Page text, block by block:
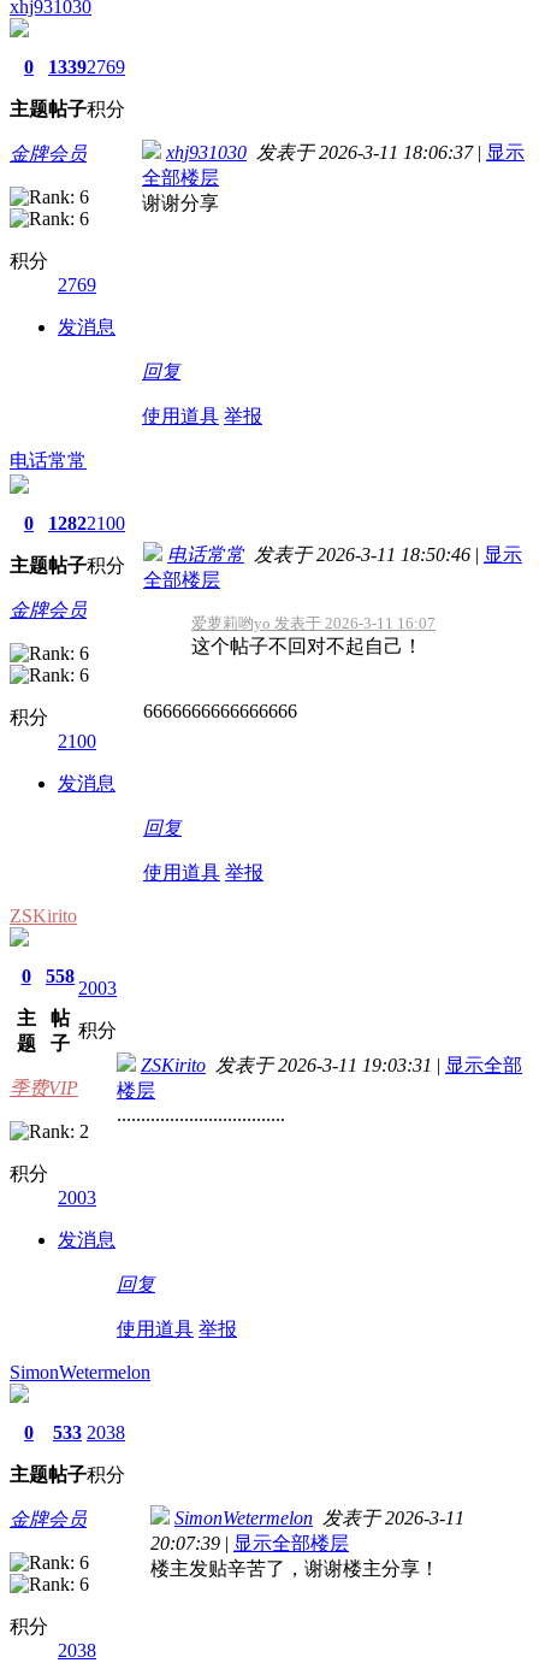
xhj931030
0
主题
1339
帖子
2769
积分
金牌会员
积分
2769
发消息
xhj931030 发表于 2026-3-11 18:06:37 | 显示
全部楼层
谢谢分享
回复
使用道具 举报
电话常常
0
主题
1282
帖子
2100
积分
金牌会员
积分
2100
发消息
电话常常发表于 2026-3-11 18:50:46 | 显示
全部楼层
爱萝莉哟yo 发表于 2026-3-11 16:07
这个帖子不回对不起自己！
6666666666666666
回复
使用道具 举报
ZSKirito
0
主
题
558
帖
子
2003
积分
季费VIP
积分
2003
发消息
ZSKirito 发表于 2026-3-11 19:03:31 | 显示全部
楼层
...................................
回复
使用道具 举报
SimonWetermelon
0
主题
533
帖子
2038
积分
金牌会员
积分
2038
SimonWetermelon 发表于 2026-3-11
20:07:39 | 显示全部楼层
楼主发贴辛苦了，谢谢楼主分享！